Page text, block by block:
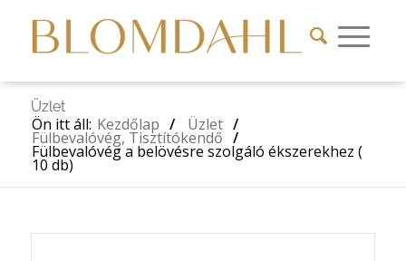
Üzlet
Ön itt áll: Kezdőlap / Üzlet /
Fülbevalóvég, Tisztítókendő /
Fülbevalóvég a belövésre szolgáló ékszerekhez (
10 db)